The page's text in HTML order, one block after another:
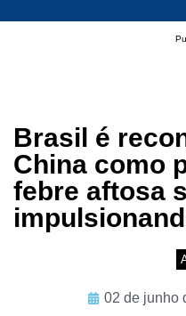
Brasil é
China como
febre aftosa
02 de junho